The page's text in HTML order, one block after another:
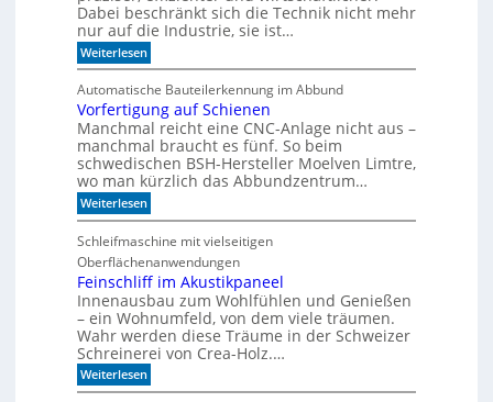
s
o
r
e
n
c
h
e
r
r
e
a
l
d
e
r
S
e
r
i
e
Dabei beschränkt sich die Technik nicht mehr
nur auf die Industrie, sie ist…
Weiterlesen:
W
a
n
n
l
o
h
n
t
s
i
h
C
N
C
-
T
e
c
h
n
Automatische Bauteilerkennung im Abbund
Vorfertigung auf Schienen
Manchmal reicht eine CNC-Anlage nicht aus –
manchmal braucht es fünf. So beim
schwedischen BSH-Hersteller Moelven Limtre,
wo man kürzlich das Abbundzentrum…
Weiterlesen:
V
r
f
e
r
t
i
g
u
g
Schleifmaschine mit vielseitigen
Oberflächenanwendungen
Feinschliff im Akustikpaneel
Innenausbau zum Wohlfühlen und Genießen
– ein Wohnumfeld, von dem viele träumen.
Wahr werden diese Träume in der Schweizer
Schreinerei von Crea-Holz.…
Weiterlesen:
F